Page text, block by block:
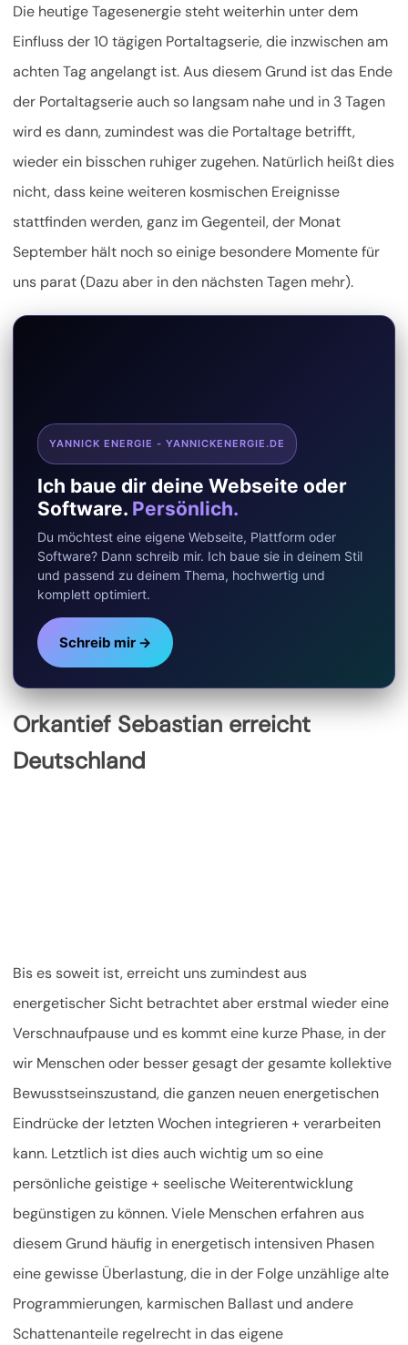
Die heutige Tagesenergie steht weiterhin unter dem
Einfluss der 10 tägigen Portaltagserie, die inzwischen am
achten Tag angelangt ist. Aus diesem Grund ist das Ende
der Portaltagserie auch so langsam nahe und in 3 Tagen
wird es dann, zumindest was die Portaltage betrifft,
wieder ein bisschen ruhiger zugehen. Natürlich heißt dies
nicht, dass keine weiteren kosmischen Ereignisse
stattfinden werden, ganz im Gegenteil,der Monat
September hält noch so einige besondere Momente für
uns parat (Dazu aber in den nächsten Tagen mehr).
YANNICK ENERGIE - YANNICKENERGIE.DE
Ich baue dir deine Webseite oder
Software. Persönlich.
Du möchtest eine eigene Webseite, Plattform oder
Software? Dann schreib mir. Ich baue sie in deinem Stil
und passend zu deinem Thema, hochwertig und
komplett optimiert.
Schreib mir →
Orkantief Sebastian erreicht
Deutschland
Bis es soweit ist, erreicht uns zumindest aus
energetischer Sicht betrachtet aber erstmal wieder eine
Verschnaufpause und es kommt eine kurze Phase, in der
wir Menschen oder besser gesagt der gesamte kollektive
Bewusstseinszustand, die ganzen neuen energetischen
Eindrücke der letzten Wochen integrieren + verarbeiten
kann. Letztlich ist dies auch wichtig um so eine
persönliche geistige + seelische Weiterentwicklung
begünstigen zu können. Viele Menschen erfahren aus
diesem Grund häufig in energetisch intensiven Phasen
eine gewisse Überlastung, die in der Folge unzählige alte
Programmierungen, karmischen Ballast und andere
Schattenanteile regelrecht in das eigene